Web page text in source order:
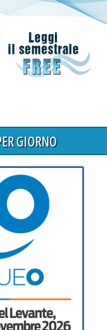
GIORNO